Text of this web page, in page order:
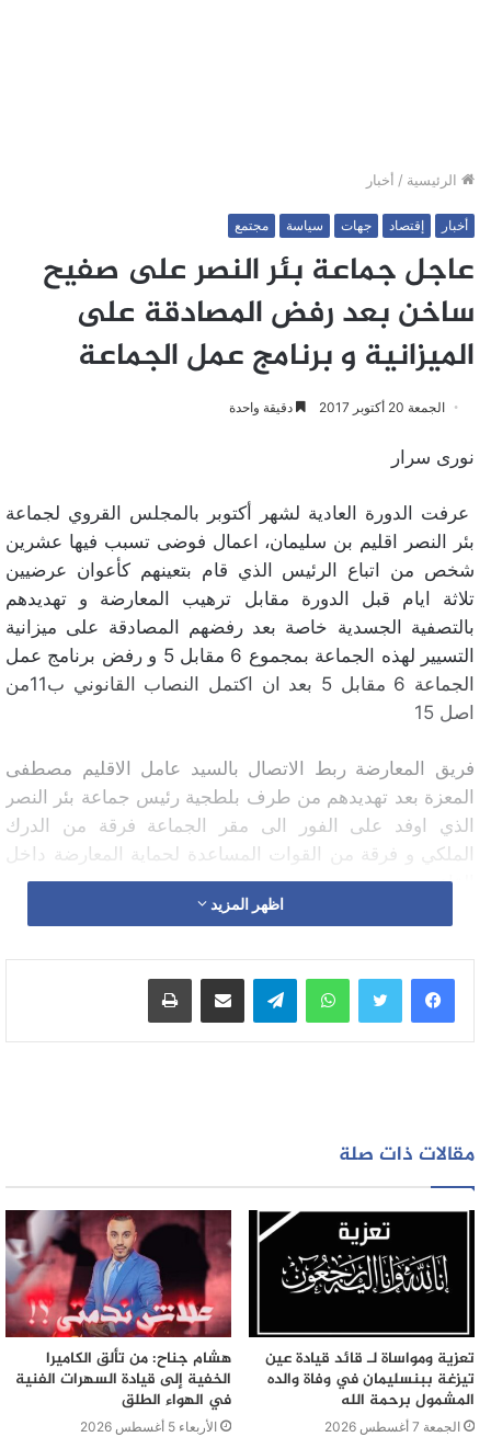
الرئيسية / أخبار
أخبار إقتصاد جهات سياسة مجتمع
عاجل جماعة بئر النصر على صفيح
ساخن بعد رفض المصادقة على
الميزانية و برنامج عمل الجماعة
الجمعة 20 أكتوبر 2017 دقيقة واحدة
نورى سرار
عرفت الدورة العادية لشهر أكتوبر بالمجلس القروي لجماعة
بئر النصر اقليم بن سليمان، اعمال فوضى تسبب فيها عشرين
شخص من اتباع الرئيس الذي قام بتعينهم كأعوان عرضيين
تلاثة ايام قبل الدورة مقابل ترهيب المعارضة و تهديدهم
بالتصفية الجسدية خاصة بعد رفضهم المصادقة على ميزانية
التسيير لهذه الجماعة بمجموع 6 مقابل 5 و رفض برنامج عمل
الجماعة 6 مقابل 5 بعد ان اكتمل النصاب القانوني ب11من
اصل 15
فريق المعارضة ربط الاتصال بالسيد عامل الاقليم مصطفى
المعزة بعد تهديدهم من طرف بلطجية رئيس جماعة بئر النصر
الذي اوفد على الفور الى مقر الجماعة فرقة من الدرك
الملكي و فرقة من القوات المساعدة لحماية المعارضة داخل
القاعة
حيث اكد ان يومين قبل الجلسة اشتكت المعارضة للسيد
العامل بخصوص التوظيف المشبوه للبلطجية خاصة وانهم من
بين العناصر الخطيرة في المنطقة مما دفع بعامل الاقليم بعث
موجهة من الهيجان و الغضب داخل القاعة و دفع بهم الى
تهديدهم بالقتل
اظهر المزيد
واتساب تيلقرام مشاركة عبر البريد طباعة
مقالات ذات صلة
تعزية ومواساة لـ قائد قيادة عين
تيزغة ببنسليمان في وفاة والده
المشمول برحمة الله
الجمعة 7 أغسطس 2026
هشام جناح: من تألق الكاميرا
الخفية إلى قيادة السهرات الفنية
في الهواء الطلق
الأربعاء 5 أغسطس 2026